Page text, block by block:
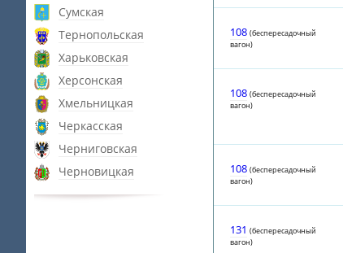
Сумская
Тернопольская
Харьковская
Херсонская
Хмельницкая
Черкасская
Черниговская
Черновицкая
108 (беспересадочный
вагон)
108 (беспересадочный
вагон)
108 (беспересадочный
вагон)
131 (беспересадочный
вагон)